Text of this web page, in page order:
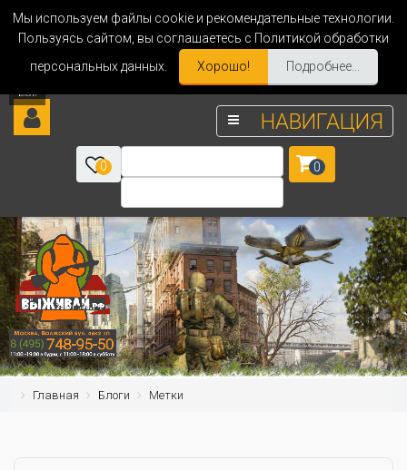
Мы используем файлы cookie и рекомендательные технологии.
Пользуясь сайтом, вы соглашаетесь с Политикой обработки
персональных данных.
Хорошо! Подробнее...
НАВИГАЦИЯ
0 0
Главная Блоги Метки